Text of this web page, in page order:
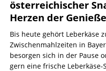
österreichischer
Herzen der
Bis heute gehört Leberkäse
Zwischenmahlzeiten in
besorgen sich in der Pause
gern eine frische Leberkäse-